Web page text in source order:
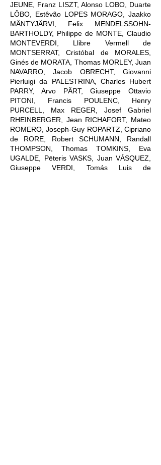
JEUNE, Franz LISZT, Alonso LOBO, Duarte
LÔBO, Estêvão LOPES MORAGO, Jaakko
MÄNTYJÄRVI, Felix MENDELSSOHN-
BARTHOLDY, Philippe de MONTE, Claudio
MONTEVERDI, Llibre Vermell de
MONTSERRAT, Cristóbal de MORALES,
Ginés de MORATA, Thomas MORLEY, Juan
NAVARRO, Jacob OBRECHT, Giovanni
Pierluigi da PALESTRINA, Charles Hubert
PARRY, Arvo PÄRT, Giuseppe Ottavio
PITONI, Francis POULENC, Henry
PURCELL, Max REGER, Josef Gabriel
RHEINBERGER, Jean RICHAFORT, Mateo
ROMERO, Joseph-Guy ROPARTZ, Cipriano
de RORE, Robert SCHUMANN, Randall
THOMPSON, Thomas TOMKINS, Eva
UGALDE, Pēteris VASKS, Juan VÁSQUEZ,
Giuseppe VERDI, Tomás Luis de